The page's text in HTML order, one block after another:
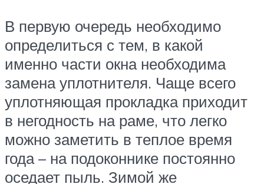
В первую очередь необходимо
определиться с тем, в какой
именно части окна необходима
замена уплотнителя. Чаще всего
уплотняющая прокладка приходит
в негодность на раме, что легко
можно заметить в теплое время
года – на подоконнике постоянно
оседает пыль. Зимой же